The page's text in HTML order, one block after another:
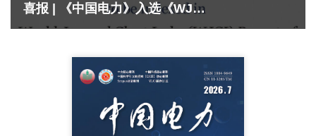
喜报 | 《中国电力》入选《WJCI报告》2025年版Q1区